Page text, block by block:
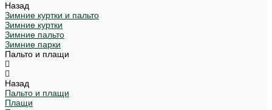
Назад
Зимние куртки и пальто
Зимние куртки
Зимние пальто
Зимние парки
Пальто и плащи
Назад
Пальто и плащи
Плащи